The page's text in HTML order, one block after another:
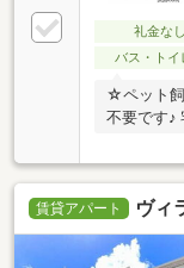
礼金なし
バス・トイ
☆ペット
不要です♪
賃貸アパート ヴィ